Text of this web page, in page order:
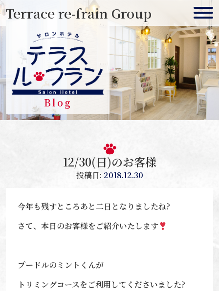
Skip
content
Terrace re-frain Group
Blog
12/30(日)のお客様
投稿日: 2018.12.30
今年も残すところあと二日となりましたね?
さて、本日のお客様をご紹介いたします
プードルのミントくんが
トリミングコースをご利用してくださいました?